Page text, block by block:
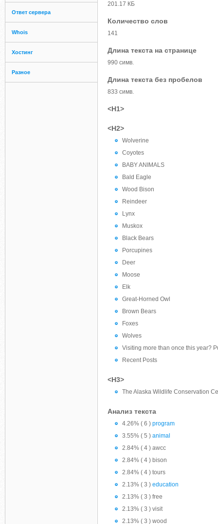
Ответ сервера
Whois
Хостинг
Разное
201.17 КБ
Количество слов
141
Длина текста на странице
990 симв.
Длина текста без пробелов
833 симв.
<H1>
<H2>
Wolverine
Coyotes
BABY ANIMALS
Bald Eagle
Wood Bison
Reindeer
Lynx
Muskox
Black Bears
Porcupines
Deer
Moose
Elk
Great-Horned Owl
Brown Bears
Foxes
Wolves
Visiting more than once this year?
Recent Posts
<H3>
The Alaska Wildlife Conservation
Анализ текста
4.26% ( 6 ) program
3.55% ( 5 ) animal
2.84% ( 4 ) awcc
2.84% ( 4 ) bison
2.84% ( 4 ) tours
2.13% ( 3 ) education
2.13% ( 3 ) free
2.13% ( 3 ) visit
2.13% ( 3 ) wood